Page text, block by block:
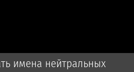
имена нейтральных